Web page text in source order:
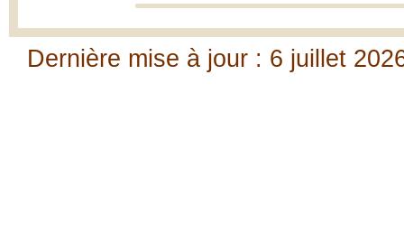
Dernière mise à jour : 6 juillet